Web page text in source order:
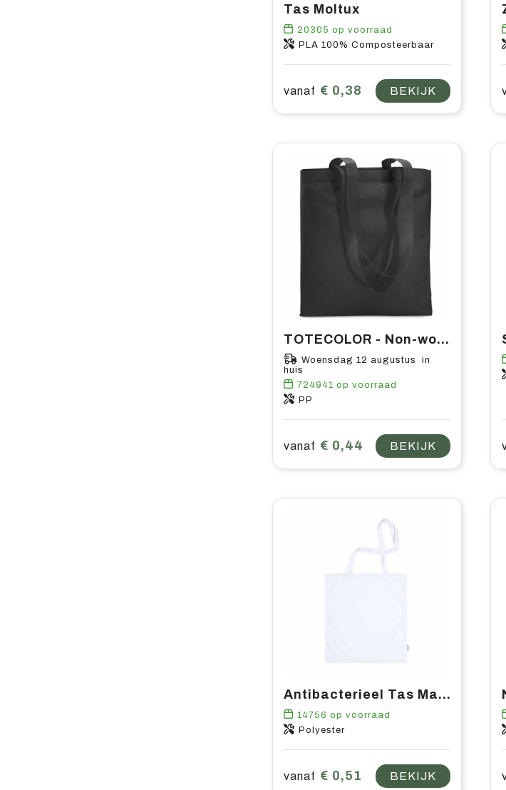
Tas Moltux
20305 op voorraad
PLA 100% Composteerbaar
vanaf € 0,38 BEKIJK
TOTECOLOR - Non-woven boodschappentas
Woensdag 12 augustus in
huis
724941 op voorraad
PP
vanaf € 0,44 BEKIJK
Antibacterieel Tas Maxcron
14756 op voorraad
Polyester
vanaf € 0,51 BEKIJK